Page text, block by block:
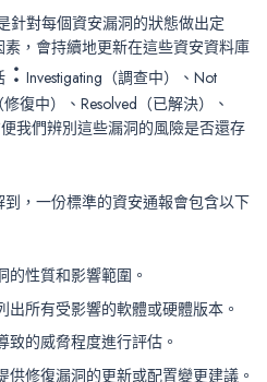
針對每個資安漏洞的狀態做出定
，會持續地更新在這些資安資料庫
： Investigating（調查中）、Not
復中）、Resolved（已解決）、
我們辨別這些漏洞的風險是否還存
，一份標準的資安通報會包含以下
性質和影響範圍。
所有受影響的軟體或硬體版本。
的威脅程度進行評估。
修復漏洞的更新或配置變更建議。